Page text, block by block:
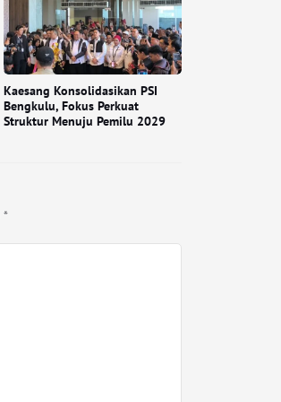
Kaesang Konsolidasikan PSI
Bengkulu, Fokus Perkuat
Struktur Menuju Pemilu 2029
*